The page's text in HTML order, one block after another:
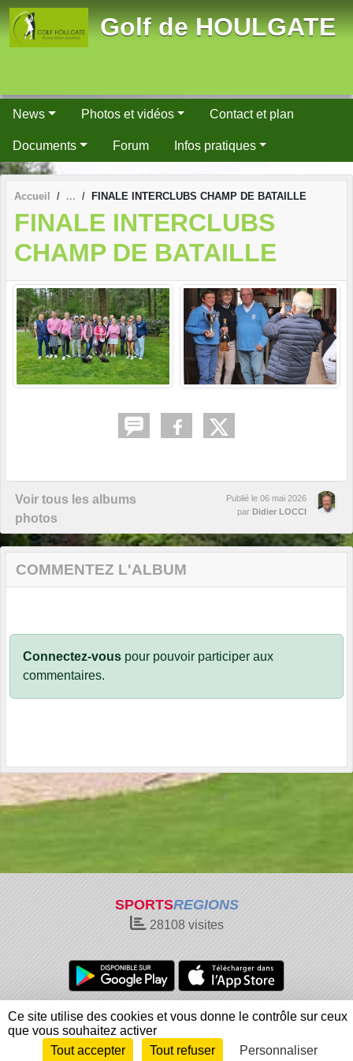
Golf de HOULGATE
News Photos et vidéos Contact et plan
Documents Forum Infos pratiques
Accueil FINALE INTERCLUBS CHAMP DE BATAILLE
FINALE INTERCLUBS
CHAMP DE BATAILLE
Voir tous les albums
photos
Publié le 06 mai 2026
par Didier LOCCI
COMMENTEZ L'ALBUM
Connectez-vous pour pouvoir participer aux
commentaires.
SPORTSREGIONS
28108visites
Charte cookies
Gestion des cookies
Informations légales
Signaler un contenu inapproprié
Envie de participer ?
Connexion
Panneau de gestion des cookies
Ce site utilise des cookies et vous donne le contrôle sur ceux
que vous souhaitez activer
Tout accepter
Tout refuser Personnaliser